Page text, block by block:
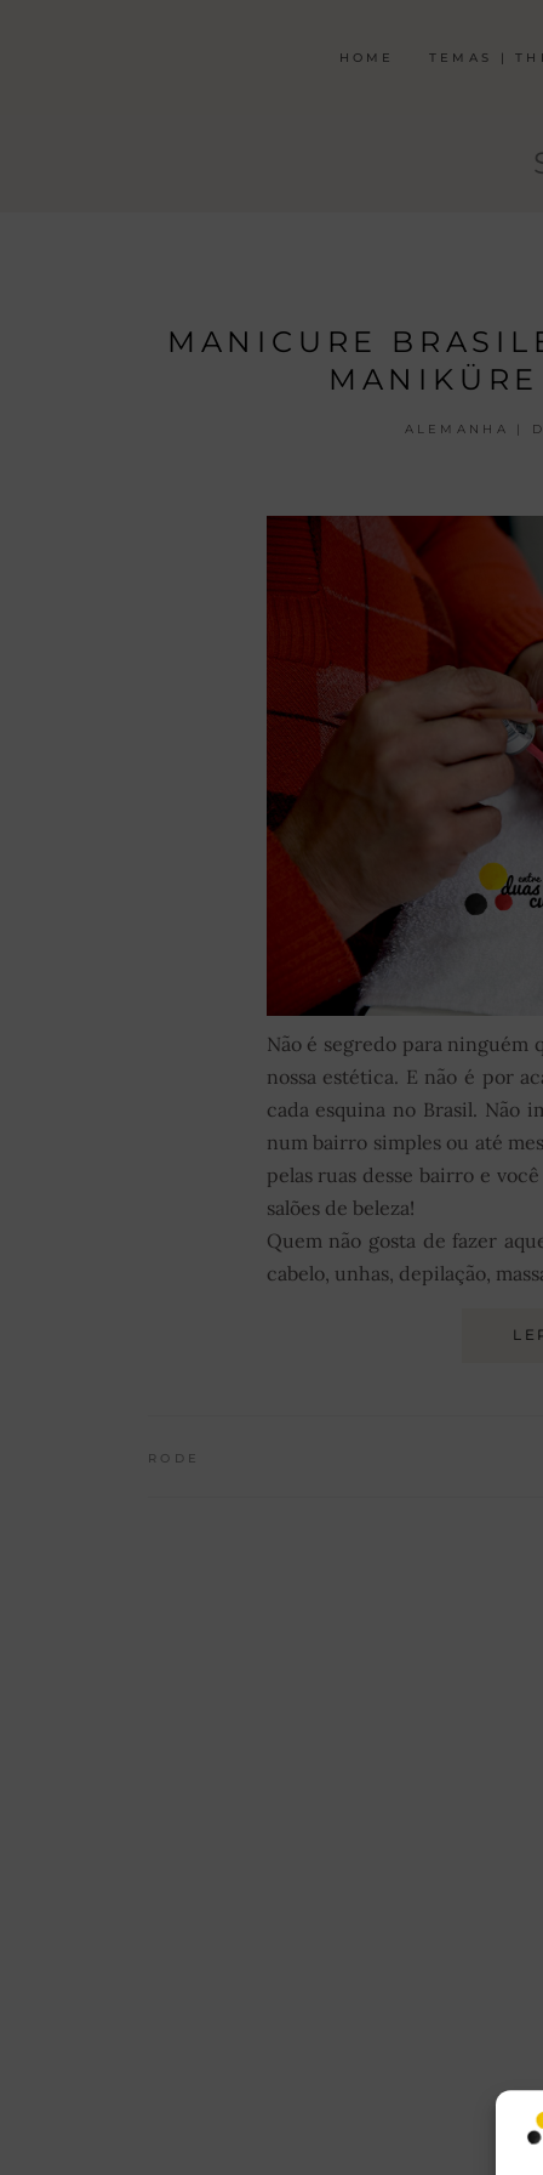
HOME TEMAS |
MANICURE
ALEMANHA |
Não é segredo para ninguém
nossa estética. E não é por
cada esquina no Brasil. Não
num bairro simples ou até
pelas ruas desse bairro e
salões de beleza!
Quem não gosta de fazer
cabelo, unhas, depilação,
RODE